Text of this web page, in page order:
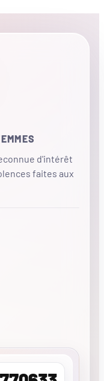
d'intérêt
faites aux